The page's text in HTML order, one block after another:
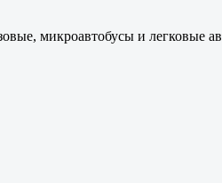
микроавтобусы и легковые